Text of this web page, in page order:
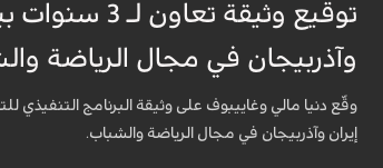
توقيع وثيقة تعاون
وآذربيجان في مجال الرياضة
وقّع دنيا مالي وغاييبوف على وثيقة البرنامج التنفيذي
إيران وآذربيجان في مجال الرياضة والشباب.